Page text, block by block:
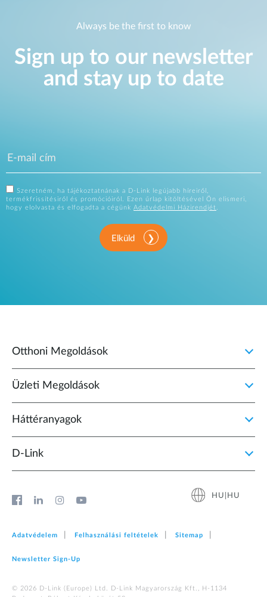
Always be the first to know
Sign up to our newsletter
and stay up to date
Szeretném, ha tájékoztatnának a D-Link legújabb híreiről,
termékfrissítésiről és promócióiról. Ezen űrlap kitöltésével Ön elismeri,
hogy elolvasta és elfogadta a cégünk Adatvédelmi Házirendjét.
Elküld
Otthoni Megoldások
Üzleti Megoldások
Háttéranyagok
D‑Link
HU|HU
Adatvédelem Felhasználási feltételek Sitemap
Newsletter Sign‑Up
© 2026 D‑Link (Europe) Ltd. D-Link Magyarország Kft., H-1134